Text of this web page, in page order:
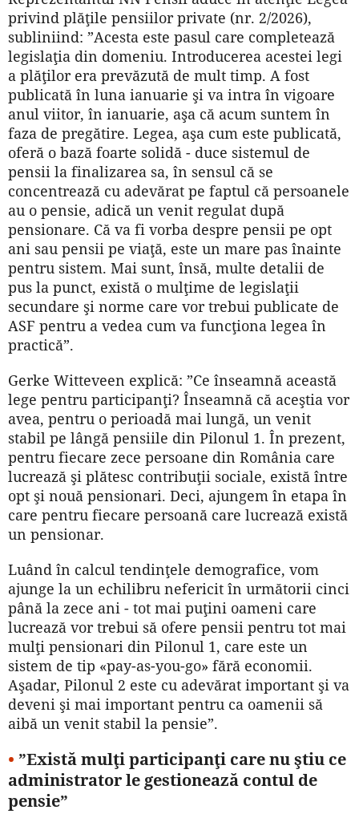
privind plăţile pensiilor private (nr. 2/2026),
subliniind: ”Acesta este pasul care completează
legislaţia din domeniu. Introducerea acestei legi
a plăţilor era prevăzută de mult timp. A fost
publicată în luna ianuarie şi va intra în vigoare
anul viitor, în ianuarie, aşa că acum suntem în
faza de pregătire. Legea, aşa cum este publicată,
oferă o bază foarte solidă - duce sistemul de
pensii la finalizarea sa, în sensul că se
concentrează cu adevărat pe faptul că persoanele
au o pensie, adică un venit regulat după
pensionare. Că va fi vorba despre pensii pe opt
ani sau pensii pe viaţă, este un mare pas înainte
pentru sistem. Mai sunt, însă, multe detalii de
pus la punct, există o mulţime de legislaţii
secundare şi norme care vor trebui publicate de
ASF pentru a vedea cum va funcţiona legea în
practică”.
Gerke Witteveen explică: ”Ce înseamnă această
lege pentru participanţi? Înseamnă că aceştia vor
avea, pentru o perioadă mai lungă, un venit
stabil pe lângă pensiile din Pilonul 1. În prezent,
pentru fiecare zece persoane din România care
lucrează şi plătesc contribuţii sociale, există între
opt şi nouă pensionari. Deci, ajungem în etapa în
care pentru fiecare persoană care lucrează există
un pensionar.
Luând în calcul tendinţele demografice, vom
ajunge la un echilibru nefericit în următorii cinci
până la zece ani - tot mai puţini oameni care
lucrează vor trebui să ofere pensii pentru tot mai
mulţi pensionari din Pilonul 1, care este un
sistem de tip «pay-as-you-go» fără economii.
Aşadar, Pilonul 2 este cu adevărat important şi va
deveni şi mai important pentru ca oamenii să
aibă un venit stabil la pensie”.
• ”Există mulţi participanţi care nu ştiu ce
administrator le gestionează contul de
pensie”